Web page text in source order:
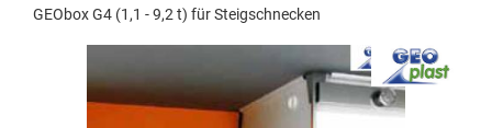
GEObox G4 (1,1 - 9,2 t) für Steigschnecken